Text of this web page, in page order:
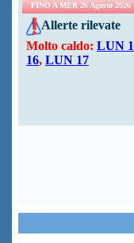
FINO A MER 26 Agosto 2026
Allerte rilevate
Molto caldo: LUN
16, LUN 17